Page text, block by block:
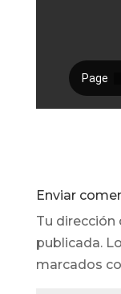
Enviar
Tu dirección
publicada.
marcados